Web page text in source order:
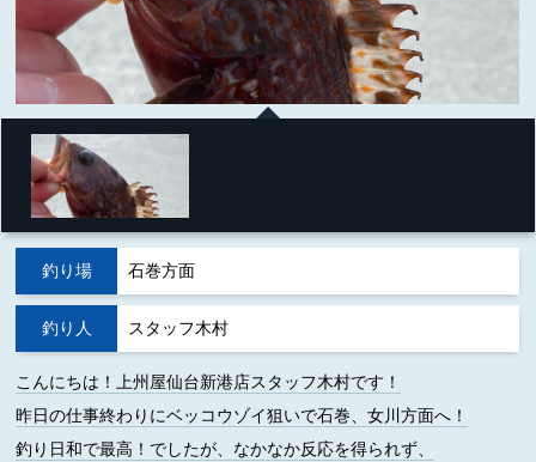
釣り場 石巻方面
釣り人 スタッフ木村
こんにちは！上州屋仙台新港店スタッフ木村です！
昨日の仕事終わりにベッコウゾイ狙いで石巻、女川方面へ！
釣り日和で最高！でしたが、なかなか反応を得られず、